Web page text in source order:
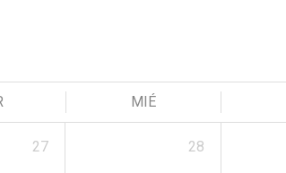
MIÉ
27 28